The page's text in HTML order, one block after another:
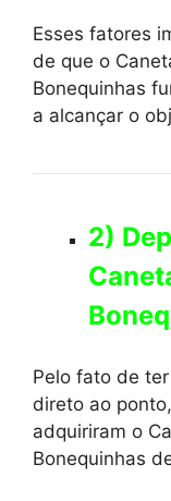
Esses fatores
de que o
Bonequinhas
a alcançar o
2)
Pelo fato de
direto ao
adquiriram o
Bonequinhas